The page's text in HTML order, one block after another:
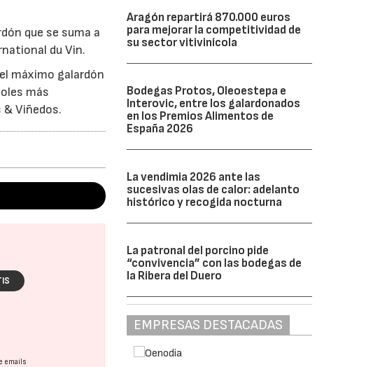
que se suma a
du Vin.
máximo galardón
más
Viñedos.
emails
Aragón repartirá 870.000 euros
para mejorar la competitividad de
su sector vitivinícola
Bodegas Protos, Oleoestepa e
Interovic, entre los galardonados
en los Premios Alimentos de
España 2026
La vendimia 2026 ante las
sucesivas olas de calor: adelanto
histórico y recogida nocturna
La patronal del porcino pide
“convivencia” con las bodegas de
la Ribera del Duero
EMPRESAS DESTACADAS